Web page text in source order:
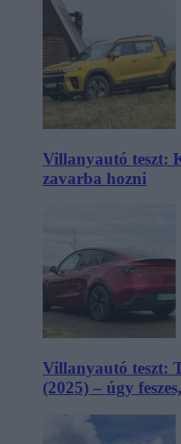
Villanyautó teszt:
zavarba hozni
Villanyautó teszt:
(2025) – úgy